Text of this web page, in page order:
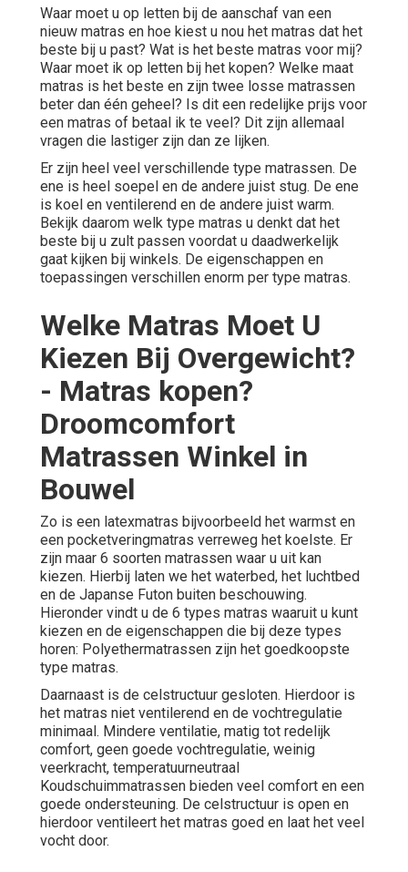
Waar moet u op letten bij de aanschaf van een
nieuw matras en hoe kiest u nou het matras dat het
beste bij u past? Wat is het beste matras voor mij?
Waar moet ik op letten bij het kopen? Welke maat
matras is het beste en zijn twee losse matrassen
beter dan één geheel? Is dit een redelijke prijs voor
een matras of betaal ik te veel? Dit zijn allemaal
vragen die lastiger zijn dan ze lijken.
Er zijn heel veel verschillende type matrassen. De
ene is heel soepel en de andere juist stug. De ene
is koel en ventilerend en de andere juist warm.
Bekijk daarom welk type matras u denkt dat het
beste bij u zult passen voordat u daadwerkelijk
gaat kijken bij winkels. De eigenschappen en
toepassingen verschillen enorm per type matras.
Welke Matras Moet U
Kiezen Bij Overgewicht?
- Matras kopen?
Droomcomfort
Matrassen Winkel in
Bouwel
Zo is een latexmatras bijvoorbeeld het warmst en
een pocketveringmatras verreweg het koelste. Er
zijn maar 6 soorten matrassen waar u uit kan
kiezen. Hierbij laten we het waterbed, het luchtbed
en de Japanse Futon buiten beschouwing.
Hieronder vindt u de 6 types matras waaruit u kunt
kiezen en de eigenschappen die bij deze types
horen: Polyethermatrassen zijn het goedkoopste
type matras.
Daarnaast is de celstructuur gesloten. Hierdoor is
het matras niet ventilerend en de vochtregulatie
minimaal. Mindere ventilatie, matig tot redelijk
comfort, geen goede vochtregulatie, weinig
veerkracht, temperatuurneutraal
Koudschuimmatrassen bieden veel comfort en een
goede ondersteuning. De celstructuur is open en
hierdoor ventileert het matras goed en laat het veel
vocht door.